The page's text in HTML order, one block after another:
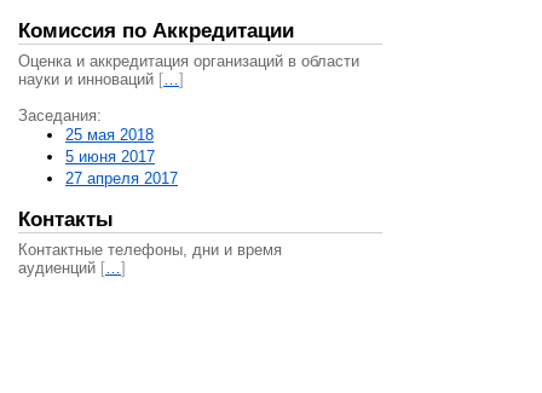
Комиссия по Аккредитации
Оценка и аккредитация организаций в области
науки и инноваций […]
Заседания:
25 мая 2018
5 июня 2017
27 апреля 2017
Контакты
Контактные телефоны, дни и время
аудиенций […]